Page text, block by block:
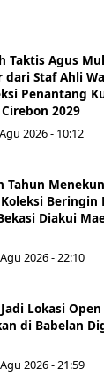
Taktis Agus
dari Staf Ahli
Penantang
2029
2026 - 10:12
Tahun
Beringin
Diakui
2026 - 22:10
Lokasi Open
di Babelan
2026 - 21:59